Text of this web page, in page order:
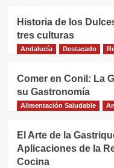
Historia de los
tres culturas
Andalucía Destacado
Comer en Conil: La
su Gastronomía
Alimentación Saludable
El Arte de la
Aplicaciones de la
Cocina